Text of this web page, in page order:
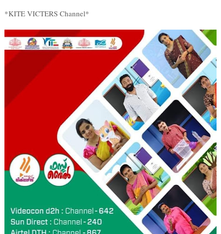
*KITE VICTERS Channel*